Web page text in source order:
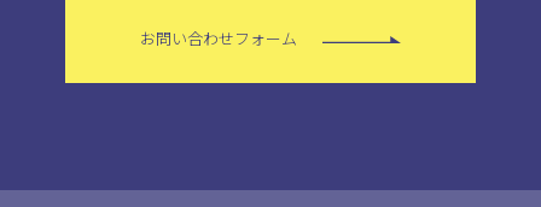
お問い合わせフォーム